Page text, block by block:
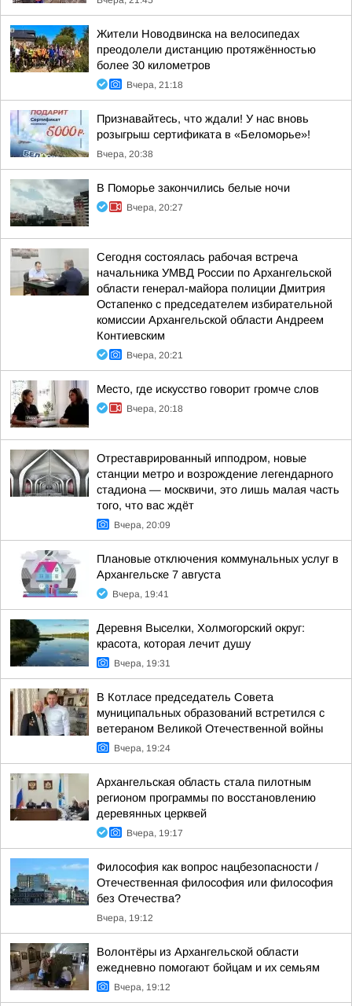
Жители Новодвинска на велосипедах
преодолели дистанцию протяжённостью
более 30 километров
Вчера, 21:18
Признавайтесь, что ждали! У нас вновь
розыгрыш сертификата в «Беломорье»!
Вчера, 20:38
В Поморье закончились белые ночи
Вчера, 20:27
Сегодня состоялась рабочая встреча
начальника УМВД России по Архангельской
области генерал-майора полиции Дмитрия
Остапенко с председателем избирательной
комиссии Архангельской области Андреем
Контиевским
Вчера, 20:21
Место, где искусство говорит громче слов
Вчера, 20:18
Отреставрированный ипподром, новые
станции метро и возрождение легендарного
стадиона — москвичи, это лишь малая часть
того, что вас ждёт
Вчера, 20:09
Плановые отключения коммунальных услуг в
Архангельске 7 августа
Вчера, 19:41
Деревня Выселки, Холмогорский округ:
красота, которая лечит душу
Вчера, 19:31
В Котласе председатель Совета
муниципальных образований встретился с
ветераном Великой Отечественной войны
Вчера, 19:24
Архангельская область стала пилотным
регионом программы по восстановлению
деревянных церквей
Вчера, 19:17
Философия как вопрос нацбезопасности /
Отечественная философия или философия
без Отечества?
Вчера, 19:12
Волонтёры из Архангельской области
ежедневно помогают бойцам и их семьям
Вчера, 19:12